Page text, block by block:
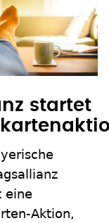
startet
eine
Aktion,